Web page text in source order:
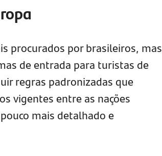
procurados por brasileiros, mas
de entrada para turistas de
regras padronizadas que
vigentes entre as nações
mais detalhado e